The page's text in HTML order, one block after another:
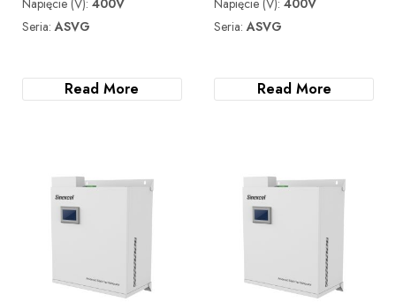
Napięcie (V): 400V
Seria:ASVG
Read More
Napięcie (V):400V
Seria:ASVG
Read More